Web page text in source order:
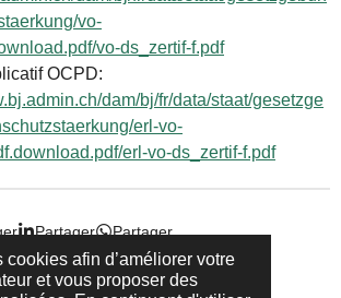
afin d’améliorer votre
et vous proposer des
vo-
vo-ds_zertif-f.pdf
OCPD:
dam/bj/fr/data/staat/gesetzge
erl-vo-
erl-vo-ds_zertif-f.pdf
Partager Partager
et-sante.ch